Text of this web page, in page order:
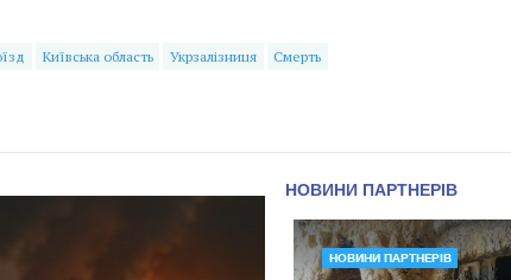
Київська область Укрзалізниця Смерть